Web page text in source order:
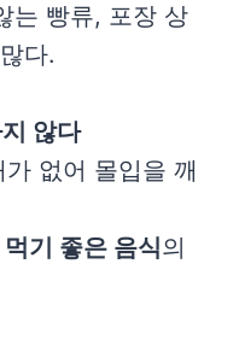
는 빵류, 포장 상
다.
않다
없어 몰입을 깨
기 좋은 음식의